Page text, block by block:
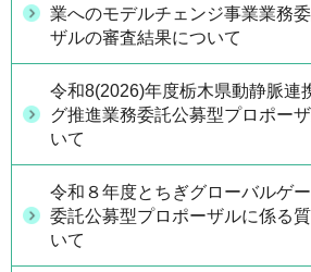
業へのモデルチェンジ事業業務
ザルの審査結果について
令和8(2026)年度栃木県動静脈連
グ推進業務委託公募型プロポー
いて
令和８年度とちぎグローバルゲ
委託公募型プロポーザルに係る
いて